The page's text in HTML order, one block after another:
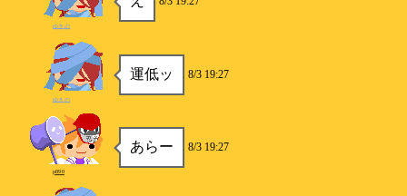
ゆきの
運低ッ 8/3 19:27
ゆきの
あらー 8/3 19:27
p890